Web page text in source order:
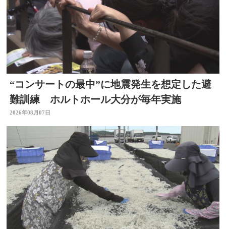
“コンサートの最中”に地震発生を想定した避
難訓練 ホルトホール大分が毎年実施
2026年08月07日